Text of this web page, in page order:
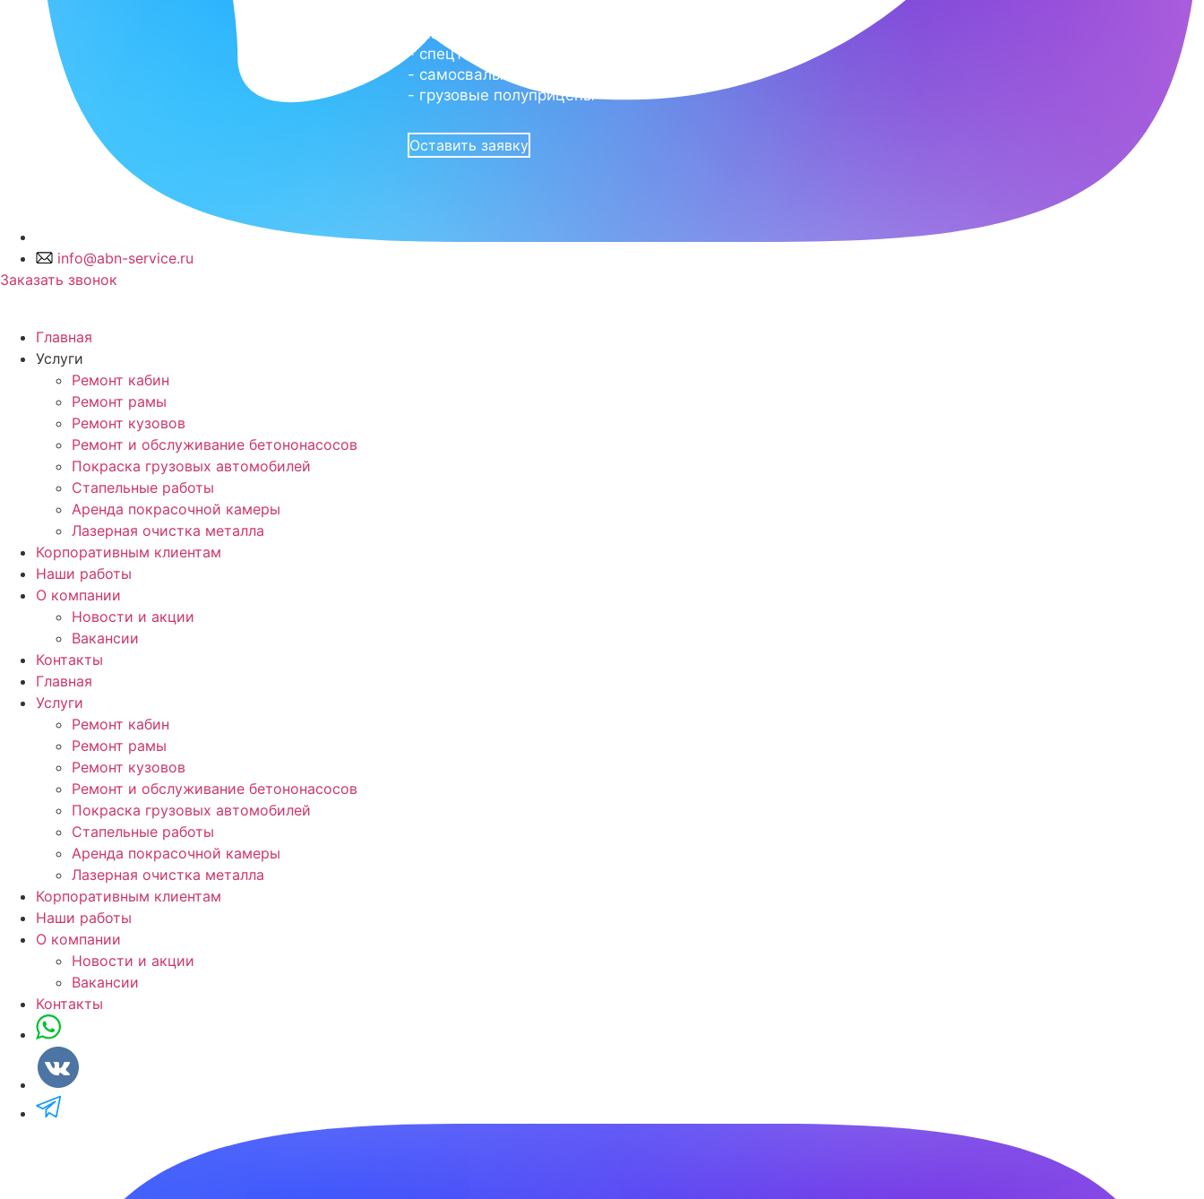
info@abn-service.ru
Заказать звонок
Главная
Услуги
Ремонт кабин
Ремонт рамы
Ремонт кузовов
Ремонт и обслуживание бетононасосов
Покраска грузовых автомобилей
Стапельные работы
Аренда покрасочной камеры
Лазерная очистка металла
Корпоративным клиентам
Наши работы
О компании
Новости и акции
Вакансии
Контакты
Главная
Услуги
Ремонт кабин
Ремонт рамы
Ремонт кузовов
Ремонт и обслуживание бетононасосов
Покраска грузовых автомобилей
Стапельные работы
Аренда покрасочной камеры
Лазерная очистка металла
Корпоративным клиентам
Наши работы
О компании
Новости и акции
Вакансии
Контакты
- магистральные тягачи
- спецтехники
- самосвалы
- грузовые полуприцепы
Оставить заявку